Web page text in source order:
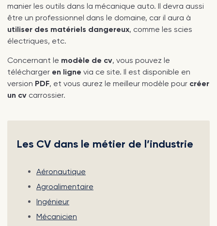
manier les outils dans la mécanique auto. Il devra aussi
être un professionnel dans le domaine, car il aura à
utiliser des matériels dangereux, comme les scies
électriques, etc.
Concernant le modèle de cv, vous pouvez le
télécharger en ligne via ce site. Il est disponible en
version PDF, et vous aurez le meilleur modèle pour créer
un cv carrossier.
Les CV dans le métier de l’industrie
Aéronautique
Agroalimentaire
Ingénieur
Mécanicien